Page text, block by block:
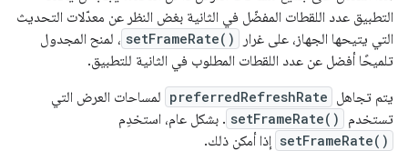
التطبيق عدد اللقطات المفضّل في الثانية بغض النظر عن معدّلات التحديث
التي يتيحها الجهاز، على غرار
setFrameRate() ، لمنح المجدول
تلميحًا أفضل عن عدد اللقطات المطلوب في الثانية للتطبيق.
يتم تجاهل preferredRefreshRate لمساحات العرض التي
تستخدم
setFrameRate() . بشكل عام، استخدِم
setFrameRate() إذا أمكن ذلك.